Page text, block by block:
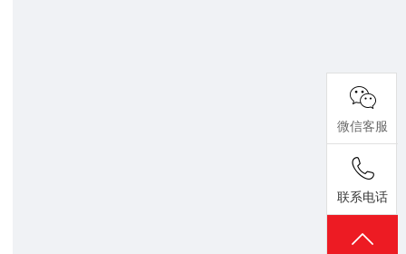
微信客服
联系电话